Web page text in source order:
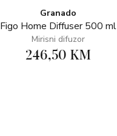
Granado
Figo Home Diffuser 500 ml
Mirisni difuzor
246,50 KM